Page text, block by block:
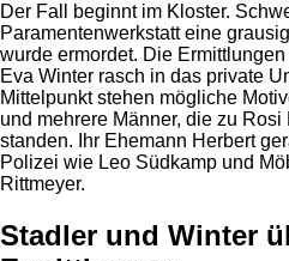
Der Fall beginnt im Kloster.
Paramentenwerkstatt eine
wurde ermordet. Die
Eva Winter rasch in das private
Mittelpunkt stehen mögliche
und mehrere Männer, die zu
standen. Ihr Ehemann Herbert
Polizei wie Leo Südkamp und
Rittmeyer.
Stadler und Winter